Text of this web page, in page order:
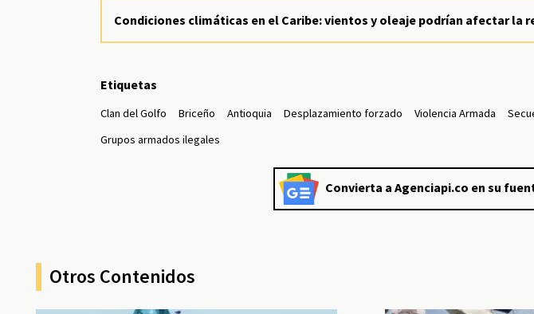
Condiciones climáticas en el Caribe: vientos y oleaje podrían afectar la
Etiquetas
Clan del Golfo Briceño Antioquia Desplazamiento forzado Violencia Armada
Grupos armados ilegales
Convierta a Agenciapi.co en su
Otros Contenidos